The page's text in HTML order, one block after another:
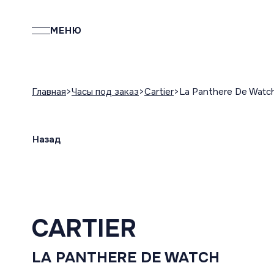
МЕНЮ
Главная Часы под заказ Cartier La Panthere De
Назад
CARTIER
LA PANTHERE DE WATCH